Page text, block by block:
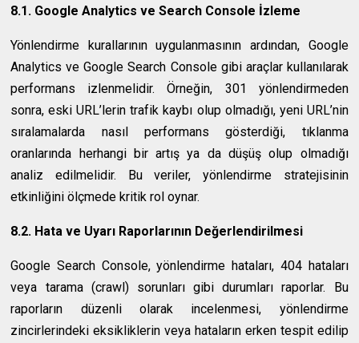
8.1. Google Analytics ve Search Console İzleme
Yönlendirme kurallarının uygulanmasının ardından, Google
Analytics ve Google Search Console gibi araçlar kullanılarak
performans izlenmelidir. Örneğin, 301 yönlendirmeden
sonra, eski URL’lerin trafik kaybı olup olmadığı, yeni URL’nin
sıralamalarda nasıl performans gösterdiği, tıklanma
oranlarında herhangi bir artış ya da düşüş olup olmadığı
analiz edilmelidir. Bu veriler, yönlendirme stratejisinin
etkinliğini ölçmede kritik rol oynar.
8.2. Hata ve Uyarı Raporlarının Değerlendirilmesi
Google Search Console, yönlendirme hataları, 404 hataları
veya tarama (crawl) sorunları gibi durumları raporlar. Bu
raporların düzenli olarak incelenmesi, yönlendirme
zincirlerindeki eksikliklerin veya hataların erken tespit edilip